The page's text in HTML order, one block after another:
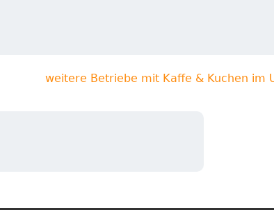
weitere Betriebe mit Kaffe & Kuchen im